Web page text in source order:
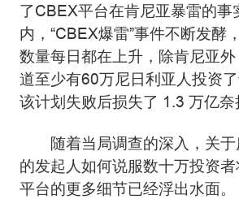
了CBEX平台在肯尼亚暴雷的事
内，“CBEX爆雷”事件不断发酵
数量每日都在上升，除肯尼亚
道至少有60万尼日利亚人投资
该计划失败后损失了 1.3 万亿奈
随着当局调查的深入，关
的发起人如何说服数十万投资
平台的更多细节已经浮出水面。